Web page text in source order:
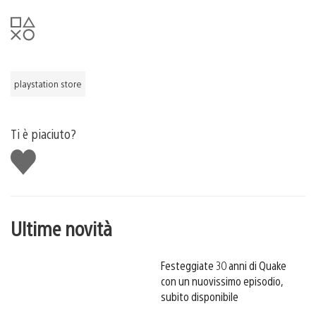
playstation store
Ti è piaciuto?
Mi
piace
Ultime novità
Festeggiate 30 anni di Quake
con un nuovissimo episodio,
subito disponibile